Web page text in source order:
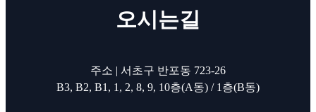
오시는길
주소 | 서초구 반포동 723-26
B3, B2, B1, 1, 2, 8, 9, 10층(A동) / 1층(B동)